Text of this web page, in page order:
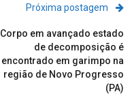
Próxima postagem
Corpo em avançado estado
de decomposição é
encontrado em garimpo na
região de Novo Progresso
(PA)